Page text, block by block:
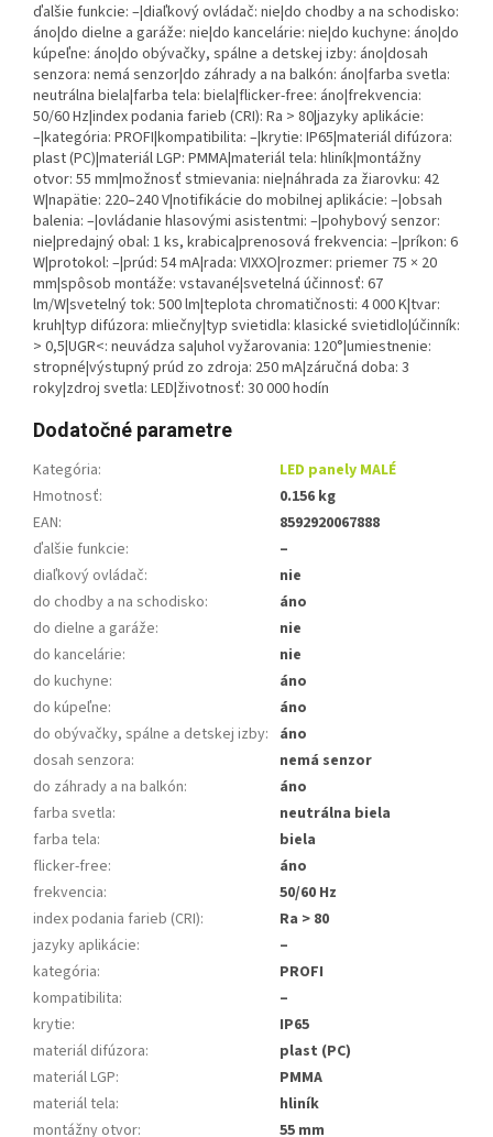
ďalšie funkcie: –|diaľkový ovládač: nie|do chodby a na schodisko:
áno|do dielne a garáže: nie|do kancelárie: nie|do kuchyne: áno|do
kúpeľne: áno|do obývačky, spálne a detskej izby: áno|dosah
senzora: nemá senzor|do záhrady a na balkón: áno|farba svetla:
neutrálna biela|farba tela: biela|flicker-free: áno|frekvencia:
50/60 Hz|index podania farieb (CRI): Ra > 80|jazyky aplikácie:
–|kategória: PROFI|kompatibilita: –|krytie: IP65|materiál difúzora:
plast (PC)|materiál LGP: PMMA|materiál tela: hliník|montážny
otvor: 55 mm|možnosť stmievania: nie|náhrada za žiarovku: 42
W|napätie: 220–240 V|notifikácie do mobilnej aplikácie: –|obsah
balenia: –|ovládanie hlasovými asistentmi: –|pohybový senzor:
nie|predajný obal: 1 ks, krabica|prenosová frekvencia: –|príkon: 6
W|protokol: –|prúd: 54 mA|rada: VIXXO|rozmer: priemer 75 × 20
mm|spôsob montáže: vstavané|svetelná účinnosť: 67
lm/W|svetelný tok: 500 lm|teplota chromatičnosti: 4 000 K|tvar:
kruh|typ difúzora: mliečny|typ svietidla: klasické svietidlo|účinník:
> 0,5|UGR<: neuvádza sa|uhol vyžarovania: 120°|umiestnenie:
stropné|výstupný prúd zo zdroja: 250 mA|záručná doba: 3
roky|zdroj svetla: LED|životnosť: 30 000 hodín
Dodatočné parametre
Kategória:
LED panely MALÉ
Hmotnosť:
0.156 kg
EAN:
8592920067888
ďalšie funkcie:
–
diaľkový ovládač:
nie
do chodby a na schodisko:
áno
do dielne a garáže:
nie
do kancelárie:
nie
do kuchyne:
áno
do kúpeľne:
áno
do obývačky, spálne a detskej izby: áno
dosah senzora:
nemá senzor
do záhrady a na balkón:
áno
farba svetla:
neutrálna biela
farba tela:
biela
flicker-free:
áno
frekvencia:
50/60 Hz
index podania farieb (CRI):
Ra > 80
jazyky aplikácie:
–
kategória:
PROFI
kompatibilita:
–
krytie:
IP65
materiál difúzora:
plast (PC)
materiál LGP:
PMMA
materiál tela:
hliník
montážny otvor: 55 mm